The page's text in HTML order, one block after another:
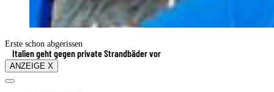
Erste schon abgerissen
Italien geht gegen private Strandbäder vor
ANZEIGE X